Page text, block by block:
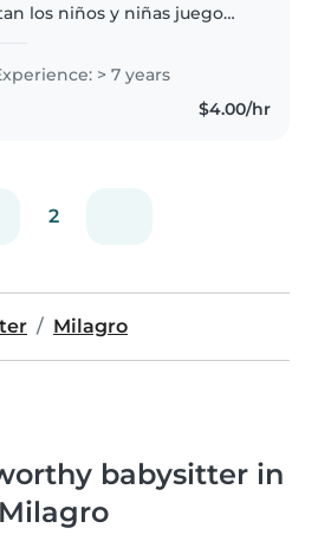
los niños y niñas juego
ah ellos son una
poder experimentar
> 7 years
$4.00/hr
2
Milagro
babysitter in
Milagro